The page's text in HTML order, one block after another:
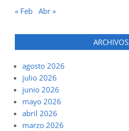
« Feb Abr »
ARCHIVOS
agosto 2026
julio 2026
junio 2026
mayo 2026
abril 2026
marzo 2026